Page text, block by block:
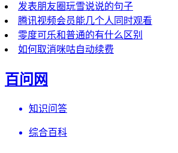
发表朋友圈玩雪说说的句子
腾讯视频会员能几个人同时观看
零度可乐和普通的有什么区别
如何取消咪咕自动续费
百问网
知识问答
综合百科